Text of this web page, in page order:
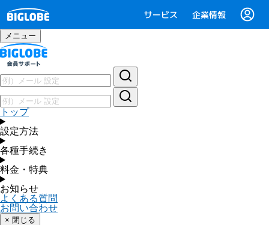
サービス 企業情報
メニュー
トップ
設定方法
各種手続き
料金・特典
お知らせ
よくある質問
お問い合わせ
× 閉じる